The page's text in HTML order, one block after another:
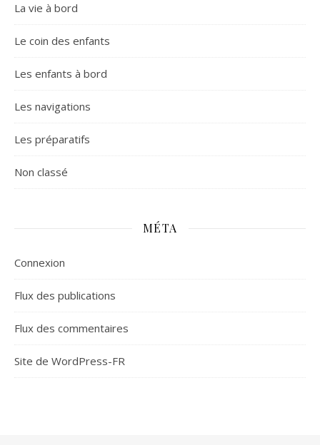
La vie à bord
Le coin des enfants
Les enfants à bord
Les navigations
Les préparatifs
Non classé
MÉTA
Connexion
Flux des publications
Flux des commentaires
Site de WordPress-FR